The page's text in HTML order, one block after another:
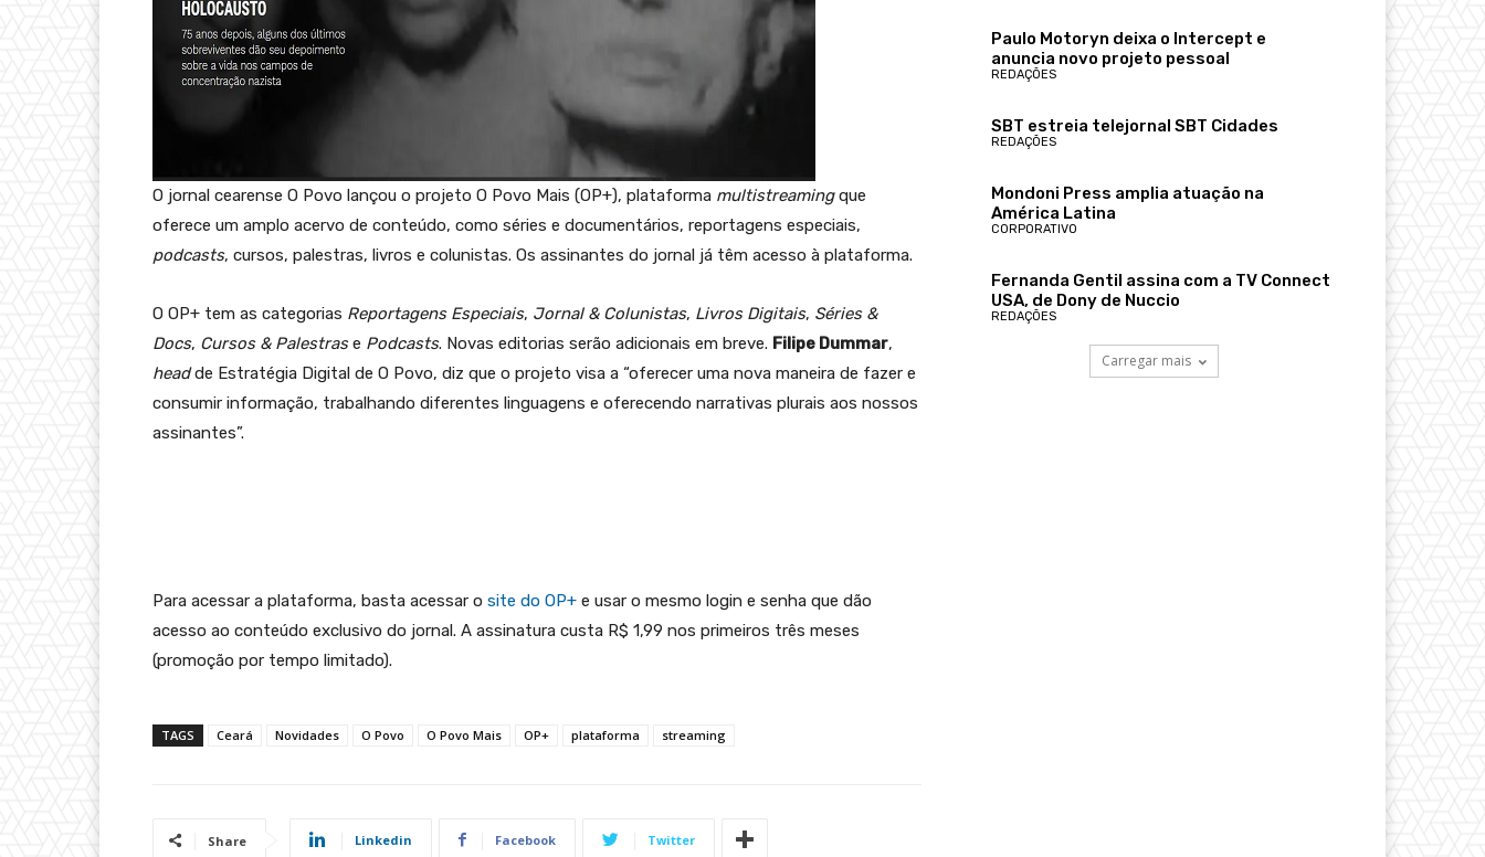
O jornal cearense O Povo lançou o projeto O Povo Mais (OP+), plataforma multistreamingque
oferece um amplo acervo de conteúdo, como séries e documentários, reportagens especiais,
podcasts, cursos, palestras, livros e colunistas. Os assinantes do jornal já têm acesso à plataforma.
O OP+ tem as categorias Reportagens Especiais, Jornal & Colunistas, Livros Digitais, Séries &
Docs, Cursos & Palestrase Podcasts. Novas editorias serão adicionais em breve. Filipe Dummar,
headde Estratégia Digital de O Povo, diz que o projeto visa a “oferecer uma nova maneira de fazer e
consumir informação, trabalhando diferentes linguagens e oferecendo narrativas plurais aos nossos
assinantes”.
Para acessar a plataforma, basta acessar o site do OP+ e usar o mesmo login e senha que dão
acesso ao conteúdo exclusivo do jornal. A assinatura custa R$ 1,99 nos primeiros três meses
(promoção por tempo limitado).
TAGS Ceará Novidades O Povo O Povo Mais OP+ plataforma streaming
Share Linkedin Facebook Twitter
Paulo Motoryn deixa o Intercept e
anuncia novo projeto pessoal
REDAÇÕES
SBT estreia telejornal SBT Cidades
REDAÇÕES
Mondoni Press amplia atuação na
América Latina
CORPORATIVO
Fernanda Gentil assina com a TV Connect
USA, de Dony de Nuccio
REDAÇÕES
Carregar mais